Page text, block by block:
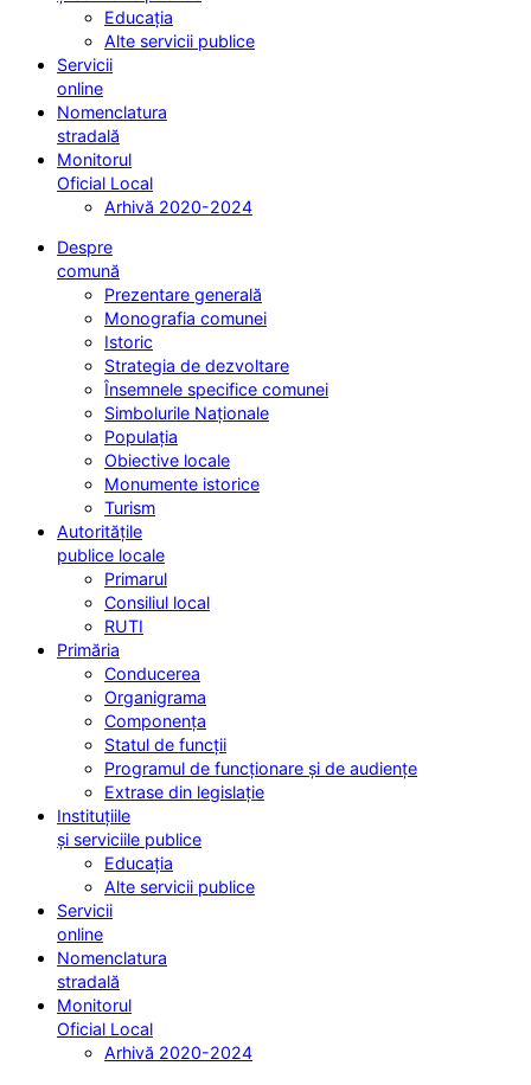
Educația
Alte servicii publice
Servicii
online
Nomenclatura
stradală
Monitorul
Oficial Local
Arhivă 2020-2024
Despre
comună
Prezentare generală
Monografia comunei
Istoric
Strategia de dezvoltare
Însemnele specifice comunei
Simbolurile Naționale
Populația
Obiective locale
Monumente istorice
Turism
Autoritățile
publice locale
Primarul
Consiliul local
RUTI
Primăria
Conducerea
Organigrama
Componența
Statul de funcții
Programul de funcționare și de audiențe
Extrase din legislație
Instituțiile
și serviciile publice
Educația
Alte servicii publice
Servicii
online
Nomenclatura
stradală
Monitorul
Oficial Local
Arhivă 2020-2024